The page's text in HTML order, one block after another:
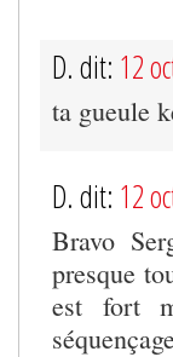
D. dit: 12
ta gueule
D. dit: 12
Bravo
presque
est fort